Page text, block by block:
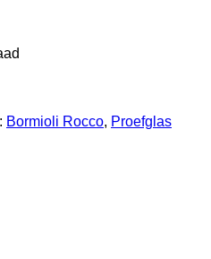
Bormioli Rocco, Proefglas